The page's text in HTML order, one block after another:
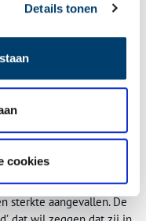
Details tonen
cookies
piraten te vallen en als
herkrijgen.
Hollandse schepen en
liet. Spaanse schepen
sterkte aangevallen. De